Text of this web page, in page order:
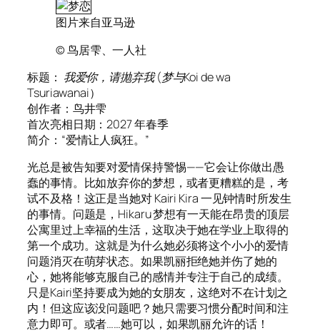
图片来自亚马逊
© 鸟居雫、一人社
标题： 我爱你，请抛弃我 (梦与Koi de wa
Tsuriawanai）
创作者：鸟井雫
首次亮相日期：2027 年春季
简介：“爱情让人疯狂。”
光总是被告知要对爱情保持警惕——它会让你做出愚
蠢的事情。比如放弃你的梦想，或者更糟糕的是，考
试不及格！这正是当她对 Kairi Kira 一见钟情时所发生
的事情。问题是，Hikaru 梦想有一天能在昂贵的顶层
公寓里过上幸福的生活，这取决于她在学业上取得的
第一个成功。这就是为什么她必须将这个小小的爱情
问题消灭在萌芽状态。如果凯丽拒绝她并伤了她的
心，她将能够克服自己的感情并专注于自己的成绩。
只是Kairi坚持要成为她的女朋友，这绝对不在计划之
内！但这应该没问题吧？她只需要习惯分配时间和注
意力即可。或者……她可以，如果凯丽允许的话！